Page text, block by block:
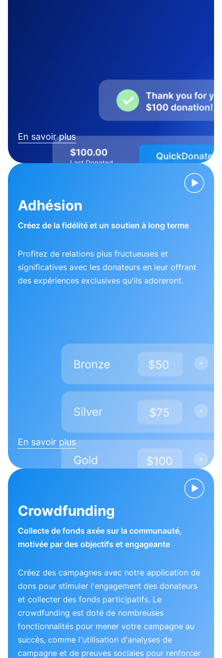
En savoir plus
Adhésion
Créez de la fidélité et un soutien à long terme
Profitez de relations plus fructueuses et
significatives avec les donateurs en leur offrant
des expériences exclusives qu'ils adoreront.
En savoir plus
Crowdfunding
Collecte de fonds axée sur la communauté,
motivée par des objectifs et engageante
Créez des campagnes avec notre application de
dons pour stimuler l'engagement des donateurs
et collecter des fonds participatifs. Le
crowdfunding est doté de nombreuses
fonctionnalités pour mener votre campagne au
succès, comme l'utilisation d'analyses de
campagne et de preuves sociales pour renforcer